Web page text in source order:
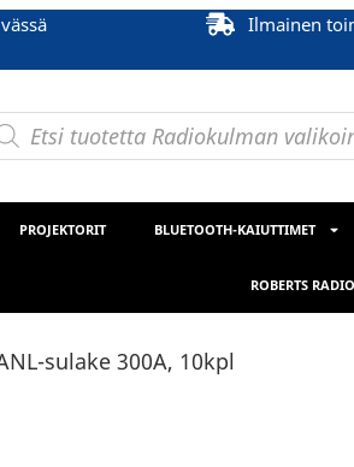
Ilmainen
PROJEKTORIT BLUETOOTH-KAIUTTIMET
ROBERTS RADIO
sulake 300A, 10kpl